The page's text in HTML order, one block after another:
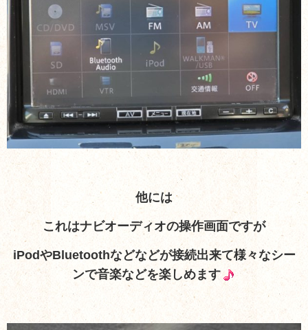
他には
これはナビオーディオの操作画面ですが
iPodやBluetoothなどなどが接続出来て様々なシー
ンで音楽などを楽しめます